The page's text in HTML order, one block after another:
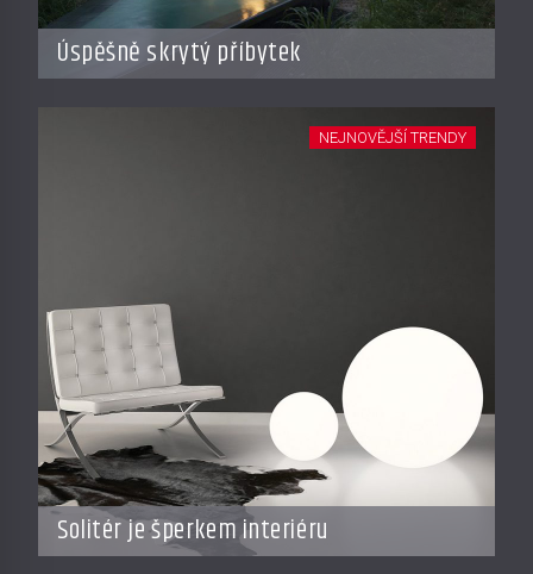
Úspěšně skrytý příbytek
Solitér je šperkem interiéru
NEJNOVĚJŠÍ TRENDY